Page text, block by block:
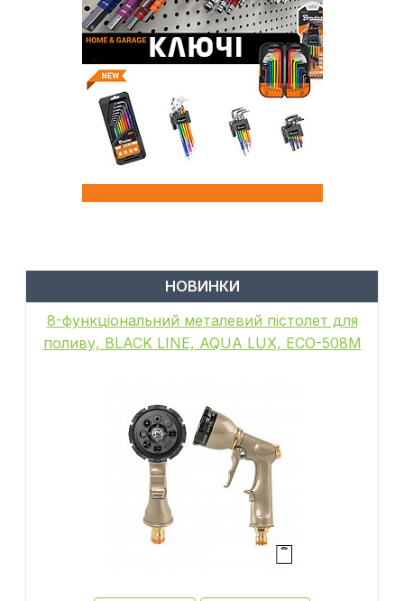
НОВИНКИ
8-функціональний металевий пістолет для
поливу, BLACK LINE, AQUA LUX, ECO-508M